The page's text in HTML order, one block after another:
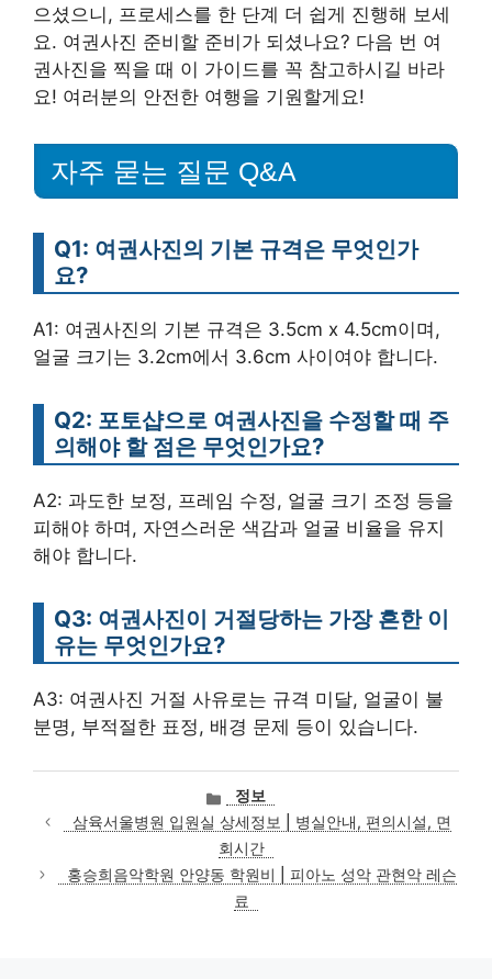
으셨으니, 프로세스를 한 단계 더 쉽게 진행해 보세
요. 여권사진 준비할 준비가 되셨나요? 다음 번 여
권사진을 찍을 때 이 가이드를 꼭 참고하시길 바라
요! 여러분의 안전한 여행을 기원할게요!
자주 묻는 질문 Q&A
Q1: 여권사진의 기본 규격은 무엇인가
요?
A1: 여권사진의 기본 규격은 3.5cm x 4.5cm이며,
얼굴 크기는 3.2cm에서 3.6cm 사이여야 합니다.
Q2: 포토샵으로 여권사진을 수정할 때 주
의해야 할 점은 무엇인가요?
A2: 과도한 보정, 프레임 수정, 얼굴 크기 조정 등을
피해야 하며, 자연스러운 색감과 얼굴 비율을 유지
해야 합니다.
Q3: 여권사진이 거절당하는 가장 흔한 이
유는 무엇인가요?
A3: 여권사진 거절 사유로는 규격 미달, 얼굴이 불
분명, 부적절한 표정, 배경 문제 등이 있습니다.
카
테
고
리
정보
삼육서울병원 입원실 상세정보 | 병실안내, 편의시설, 면
회시간
홍승희음악학원 안양동 학원비 | 피아노 성악 관현악 레슨
료